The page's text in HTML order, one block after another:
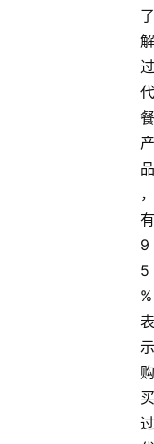
了
解
过
代
餐
产
品
，
有
9
5
%
表
示
购
买
过